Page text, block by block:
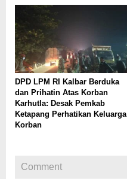
DPD LPM RI Kalbar Berduka
dan Prihatin Atas Korban
Karhutla: Desak Pemkab
Ketapang Perhatikan Keluarga
Korban
Comment